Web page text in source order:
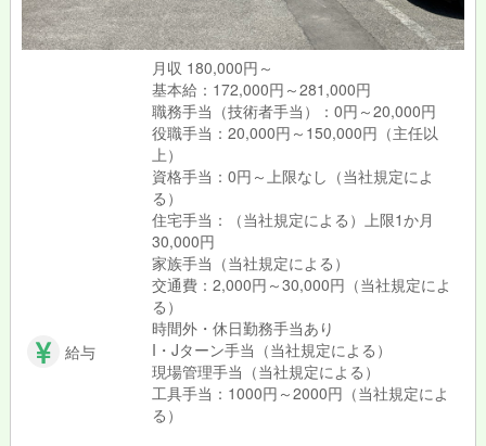
給与
月収 180,000円～
基本給：172,000円～281,000円
職務手当（技術者手当）：0円～20,000円
役職手当：20,000円～150,000円（主任以
上）
資格手当：0円～上限なし（当社規定によ
る）
住宅手当：（当社規定による）上限1か月
30,000円
家族手当（当社規定による）
交通費：2,000円～30,000円（当社規定によ
る）
時間外・休日勤務手当あり
I・Jターン手当（当社規定による）
現場管理手当（当社規定による）
工具手当：1000円～2000円（当社規定によ
る）